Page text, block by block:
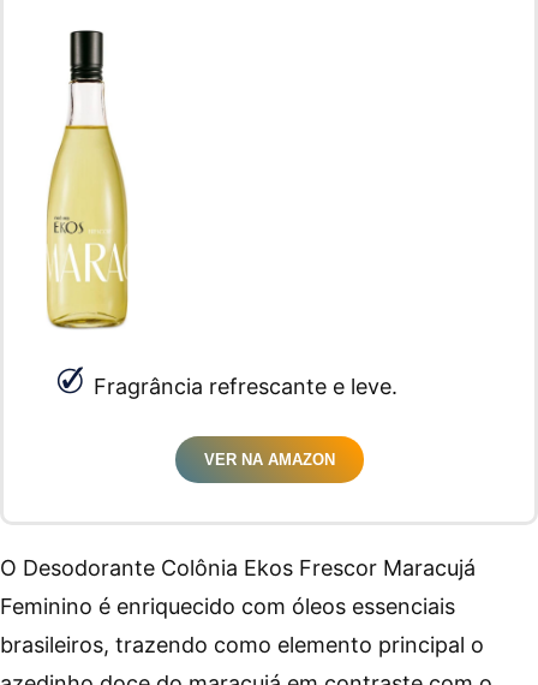
Fragrância refrescante e leve.
VER NA AMAZON
O Desodorante Colônia Ekos Frescor Maracujá
Feminino é enriquecido com óleos essenciais
brasileiros, trazendo como elemento principal o